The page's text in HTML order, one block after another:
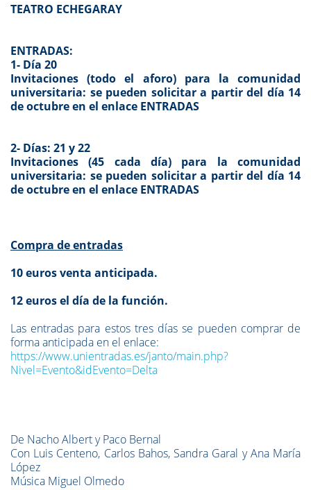
TEATRO ECHEGARAY
ENTRADAS:
1- Día 20
Invitaciones (todo el aforo) para la comunidad
universitaria: se pueden solicitar a partir del día 14
de octubre en el enlace ENTRADAS
2- Días: 21 y 22
Invitaciones (45 cada día) para la comunidad
universitaria: se pueden solicitar a partir del día 14
de octubre en el enlace ENTRADAS
Compra de entradas
10 euros venta anticipada.
12 euros el día de la función.
Las entradas para estos tres días se pueden comprar de
forma anticipada en el enlace:
https://www.unientradas.es/janto/main.php?
Nivel=Evento&idEvento=Delta
De Nacho Albert y Paco Bernal
Con Luis Centeno, Carlos Bahos, Sandra Garal y Ana María
López
Música Miguel Olmedo